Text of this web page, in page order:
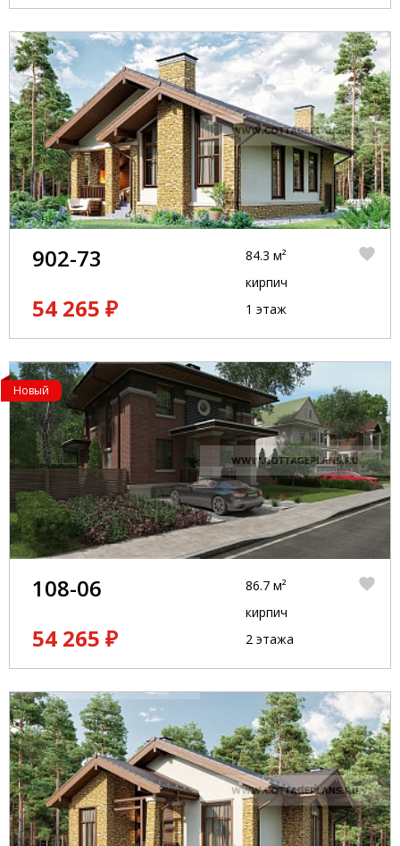
902-73
54 265 ₽
84.3 м²
кирпич
1 этаж
Новый
108-06
54 265 ₽
86.7 м²
кирпич
2 этажа